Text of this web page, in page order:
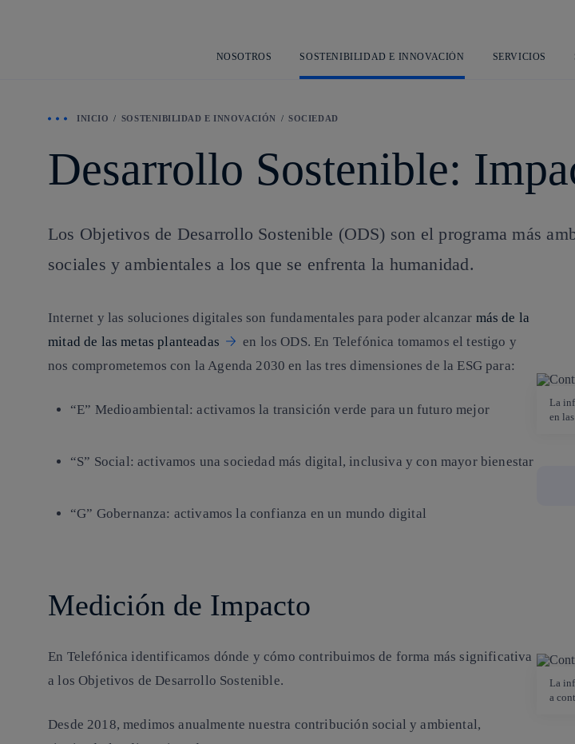
principal
NOSOTROS SOSTENIBILIDAD E INNOVACIÓN SERVICIOS
INICIO SOSTENIBILIDAD E INNOVACIÓN SOCIEDAD
Desarrollo Sostenible:
Los Objetivos de Desarrollo Sostenible (ODS) son el programa más
sociales y ambientales a los que se enfrenta la humanidad.
Internet y las soluciones digitales son fundamentales para poder alcanzar más de la
mitad de las metas planteadas
en los ODS. En Telefónica tomamos el testigo y
nos comprometemos con la Agenda 2030 en las tres dimensiones de la ESG para:
“E” Medioambiental: activamos la transición verde para un futuro mejor
“S” Social: activamos una sociedad más digital, inclusiva y con mayor bienestar
“G” Gobernanza: activamos la confianza en un mundo digital
La
en
Medición de Impacto
En Telefónica identificamos dónde y cómo contribuimos de forma más significativa
a los Objetivos de Desarrollo Sostenible.
Desde 2018, medimos anualmente nuestra contribución social y ambiental,
La
a